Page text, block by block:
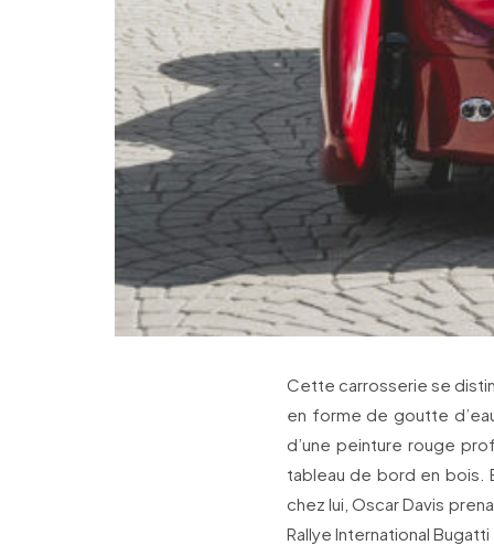
Cette carrosserie se
en forme de goutte
d’une peinture rouge
tableau de bord en bois.
chez lui, Oscar Davis
Rallye International